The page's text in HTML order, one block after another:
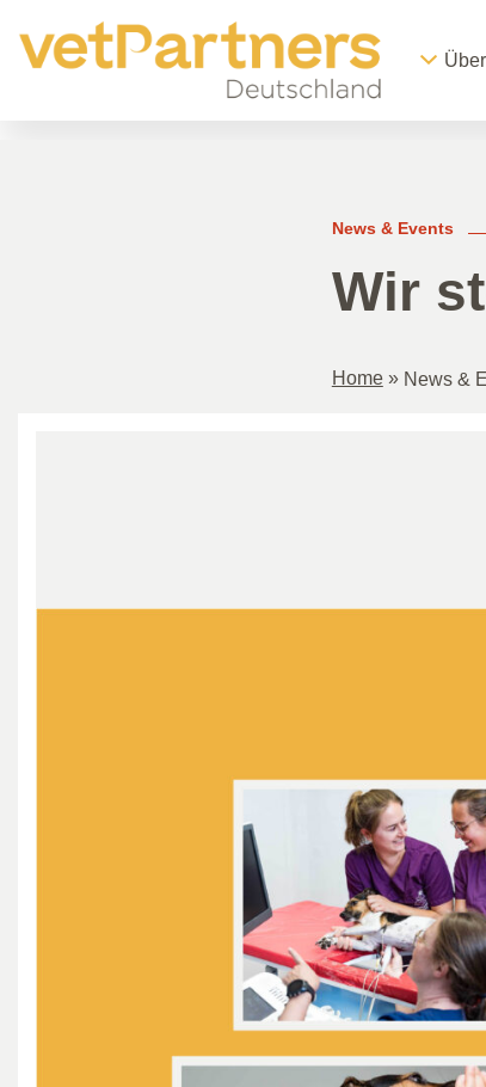
News & Events
Wir
Home» News &